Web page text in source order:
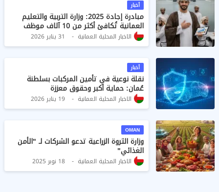
أخبار
مبادرة إجادة 2025: وزارة التربية والتعليم
العمانية تُكافئ أكثر من 10 آلاف موظف
وموظفةالاخبار المحلية العمانية 31 يناير 2026
أخبار
نقلة نوعية في تأمين المركبات بسلطنة
عُمان: حماية أكبر وحقوق معززة
الاخبار المحلية العمانية 19 يناير 2026
OMAN
وزارة الثروة الزراعية تدعو الشركات لـ "الأمن
الغذائي"
الاخبار المحلية العمانية 18 نوبر 2025